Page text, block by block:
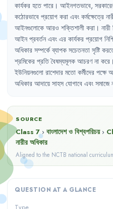
কার্যকর হতে পারে । আইনগতভাবে,
কঠোরভাবে প্রয়োগ করা এবং কর্মক্ষেত্রে
আইনগুলোকে আরও শক্তিশালী করা । নারী
আইন প্রবর্তন এবং এর কার্যকর প্রয়োগ
অধিকার সম্পর্কে ব্যাপক সচেতনতা সৃষ্টি
শ্রমিকের প্রতি বৈষম্যমূলক আচরণ না করে ।
ইউনিয়নগুলো রাশেদার মতো কর্মীদের পক্ষে
অধিকার আদায়ে সাহস যোগাবে এবং সমাজে
SOURCE
Class 7› বাংলাদেশ ও বিশ্বপরিচয় ›
নারীর অধিকার
Aligned to the NCTB national
QUESTION AT A GLANCE